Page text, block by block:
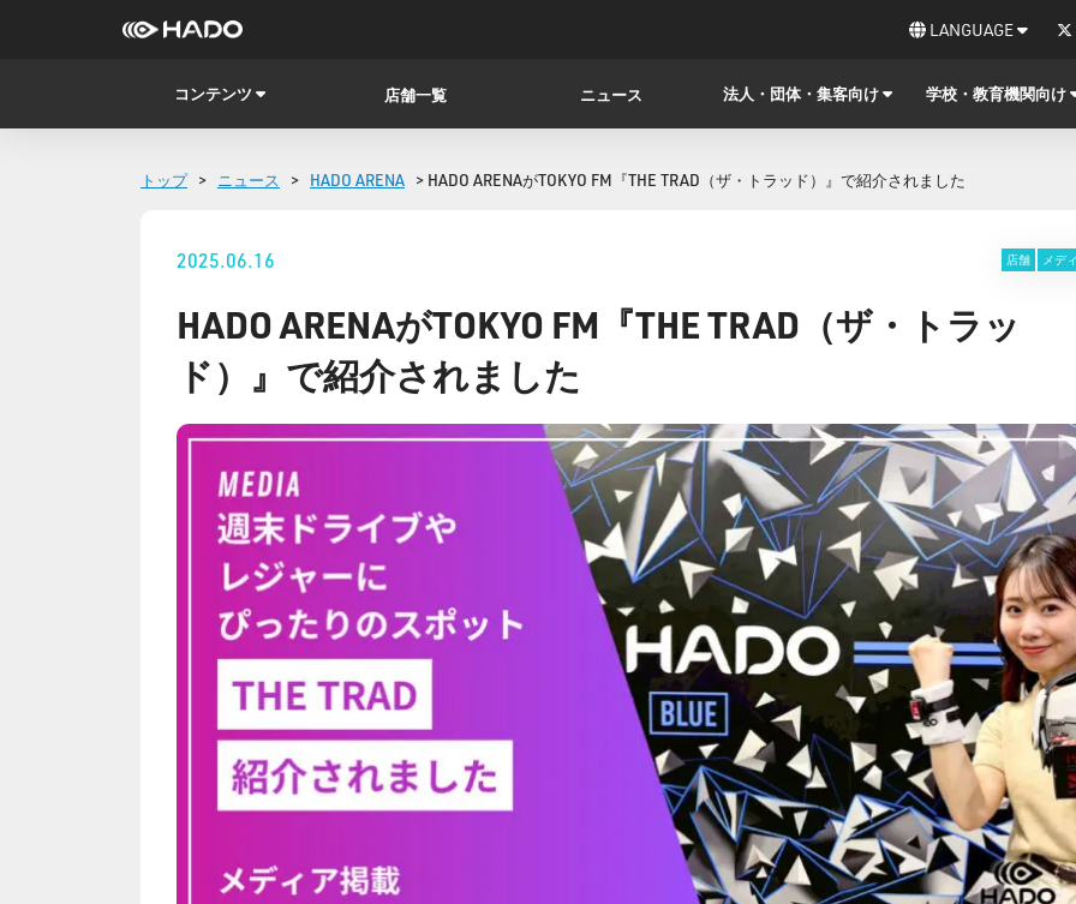
LANGUAGE
コンテンツ 店舗一覧 ニュース 法人・団体・集客向け 学校・教育機関向け
トップ > ニュース > HADO ARENA > HADO ARENAがTOKYO FM『THE TRAD（ザ・トラッド）』で紹介されました
2025.06.16 店舗 メデ
HADO ARENAがTOKYO FM『THE TRAD（ザ・トラッ
ド）』で紹介されました